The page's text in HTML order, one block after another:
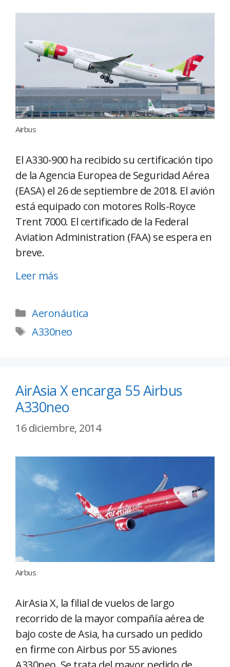
Airbus
El A330-900 ha recibido su certificación tipo
de la Agencia Europea de Seguridad Aérea
(EASA) el 26 de septiembre de 2018. El avión
está equipado con motores Rolls-Royce
Trent 7000. El certificado de la Federal
Aviation Administration (FAA) se espera en
breve.
Leer más
Aeronáutica
A330neo
AirAsia X encarga 55 Airbus
A330neo
16 diciembre, 2014
Airbus
AirAsia X, la filial de vuelos de largo
recorrido de la mayor compañía aérea de
bajo coste de Asia, ha cursado un pedido
en firme con Airbus por 55 aviones